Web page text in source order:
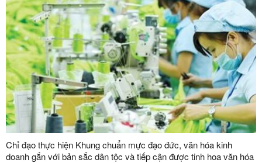
Chỉ đạo thực hiện Khung chuẩn mực đạo đức, văn hóa kinh
doanh gắn với bản sắc dân tộc và tiếp cận được tinh hoa văn hóa